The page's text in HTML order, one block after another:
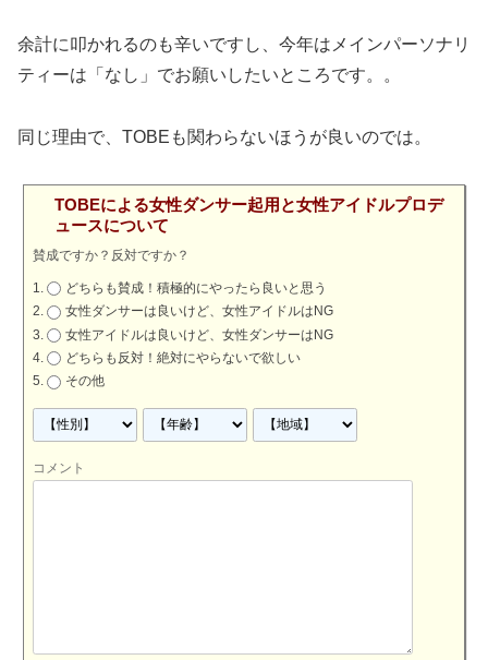
余計に叩かれるのも辛いですし、今年はメインパーソナリ
ティーは「なし」でお願いしたいところです。。
同じ理由で、TOBEも関わらないほうが良いのでは。
TOBEによる女性ダンサー起用と女性アイドルプロデ
ュースについて
賛成ですか？反対ですか？
どちらも賛成！積極的にやったら良いと思う
女性ダンサーは良いけど、女性アイドルはNG
女性アイドルは良いけど、女性ダンサーはNG
どちらも反対！絶対にやらないで欲しい
その他
コメント